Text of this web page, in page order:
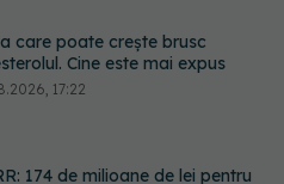
174 de milioane de lei pentru
16:41